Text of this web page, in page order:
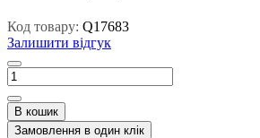
Код товару: Q17683
Залишити відгук
В кошик
Замовлення в один клік